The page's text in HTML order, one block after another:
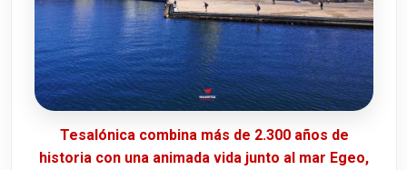
Para finalizar...
Mapa de los 10 lugares que ver en
Tesalónica y dónde comer en Tesalónica
Tesalónica combina más de 2.300 años de
historia con una animada vida junto al mar Egeo,